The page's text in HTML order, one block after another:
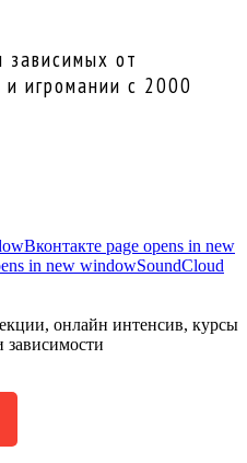
от
и игромании с 2000
Вконтакте page opens in new
in new windowSoundCloud
онлайн интенсив, курсы
зависимости